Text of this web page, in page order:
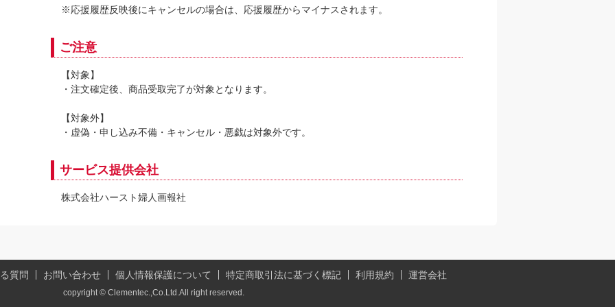
※応援履歴反映後にキャンセルの場合は、応援履歴からマイナスされます。
ご注意
【対象】
・注文確定後、商品受取完了が対象となります。
【対象外】
・虚偽・申し込み不備・キャンセル・悪戯は対象外です。
サービス提供会社
株式会社ハースト婦人画報社
質問 お問い合わせ 個人情報保護について 特定商取引法に基づく標記 利用規約 運営会社
copyright © Clementec.,Co.Ltd.All right reserved.